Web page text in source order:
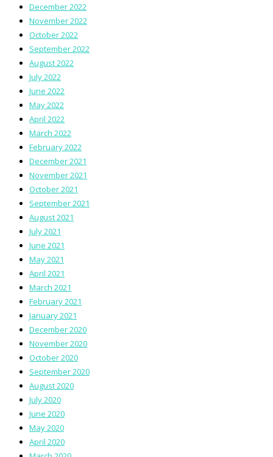
December 2022
November 2022
October 2022
September 2022
August 2022
July 2022
June 2022
May 2022
April 2022
March 2022
February 2022
December 2021
November 2021
October 2021
September 2021
August 2021
July 2021
June 2021
May 2021
April 2021
March 2021
February 2021
January 2021
December 2020
November 2020
October 2020
September 2020
August 2020
July 2020
June 2020
May 2020
April 2020